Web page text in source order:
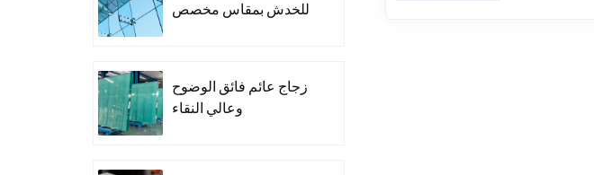
للخدش بمقاس مخصص
زجاج عائم فائق الوضوح
وعالي النقاء